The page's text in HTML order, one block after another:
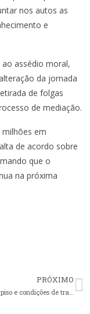
nos autos as
e
assédio moral,
da jornada
de folgas
de mediação.
milhões em
de acordo sobre
que o
na próxima
PRÓXIMO
Debate sobre piso e condições de trabalho em Passo Fundo